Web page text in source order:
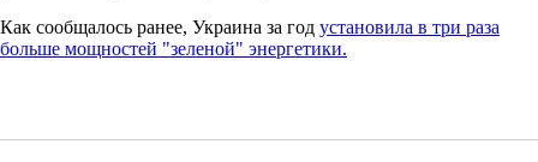
Как сообщалось ранее, Украина за год установила в три раза
больше мощностей "зеленой" энергетики.